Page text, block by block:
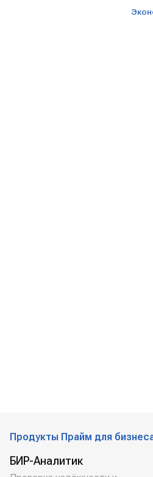
Продукты Прайм для
БИР-Аналитик